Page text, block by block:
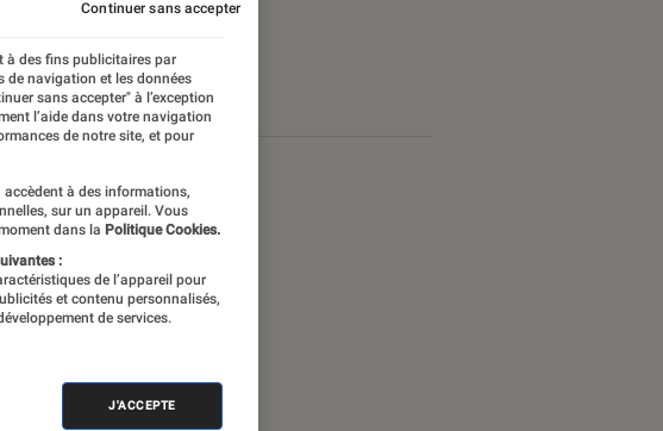
à des fins publicitaires par
de navigation et les données
sans accepter" à l’exception
l’aide dans votre navigation
de notre site, et pour
à des informations,
sur un appareil. Vous
dans la Politique Cookies.
:
de l’appareil pour
et contenu personnalisés,
de services.
J'ACCEPTE
Continuer sans accepter